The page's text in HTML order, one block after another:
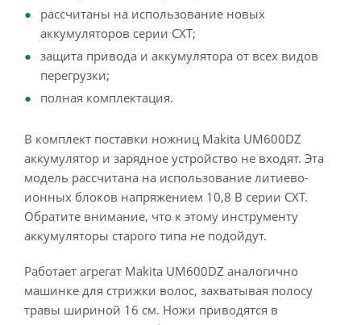
рассчитаны на использование новых
аккумуляторов серии CXT;
защита привода и аккумулятора от всех видов
перегрузки;
полная комплектация.
В комплект поставки ножниц Makita UM600DZ
аккумулятор и зарядное устройство не входят. Эта
модель рассчитана на использование литиево-
ионных блоков напряжением 10,8 В серии CXT.
Обратите внимание, что к этому инструменту
аккумуляторы старого типа не подойдут.
Работает агрегат Makita UM600DZ аналогично
машинке для стрижки волос, захватывая полосу
травы шириной 16 см. Ножи приводятся в